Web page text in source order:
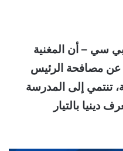
سي – أن المغنية
عن مصافحة الرئيس
تنتمي إلى المدرسة
دينيا بالتيار